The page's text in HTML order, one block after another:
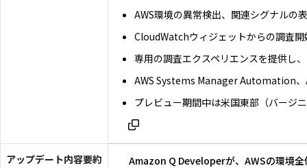
AWS環境の異常検出、関連シグナルの
CloudWatchウィジェットからの調査
専用の調査エクスペリエンスを提供し
AWS Systems Manager Automation、
プレビュー期間中は米国東部（バージ
アップデート内容要約 Amazon Q Developerが、AWSの環境全